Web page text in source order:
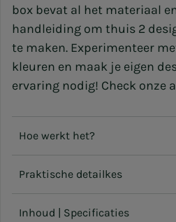
box bevat al het materiaal
handleiding om thuis 2
te maken. Experimenteer
kleuren en maak je eigen
ervaring nodig! Check onze
Hoe werkt het?
Praktische detailkes
Inhoud | Specificaties